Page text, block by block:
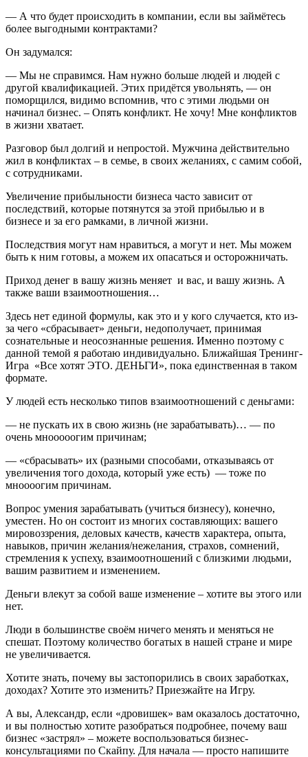
— А что будет происходить в компании, если вы займётесь
более выгодными контрактами?
Он задумался:
— Мы не справимся. Нам нужно больше людей и людей с
другой квалификацией. Этих придётся увольнять, — он
поморщился, видимо вспомнив, что с этими людьми он
начинал бизнес. – Опять конфликт. Не хочу! Мне конфликтов
в жизни хватает.
Разговор был долгий и непростой. Мужчина действительно
жил в конфликтах – в семье, в своих желаниях, с самим собой,
с сотрудниками.
Увеличение прибыльности бизнеса часто зависит от
последствий, которые потянутся за этой прибылью и в
бизнесе и за его рамками, в личной жизни.
Последствия могут нам нравиться, а могут и нет. Мы можем
быть к ним готовы, а можем их опасаться и осторожничать.
Приход денег в вашу жизнь меняет и вас, и вашу жизнь. А
также ваши взаимоотношения…
Здесь нет единой формулы, как это и у кого случается, кто из-
за чего «сбрасывает» деньги, недополучает, принимая
сознательные и неосознанные решения. Именно поэтому с
данной темой я работаю индивидуально. Ближайшая Тренинг-
Игра «Все хотят ЭТО. ДЕНЬГИ», пока единственная в таком
формате.
У людей есть несколько типов взаимоотношений с деньгами:
— не пускать их в свою жизнь (не зарабатывать)… — по
очень мнооооогим причинам;
— «сбрасывать» их (разными способами, отказываясь от
увеличения того дохода, который уже есть) — тоже по
мноооогим причинам.
Вопрос умения зарабатывать (учиться бизнесу), конечно,
уместен. Но он состоит из многих составляющих: вашего
мировоззрения, деловых качеств, качеств характера, опыта,
навыков, причин желания/нежелания, страхов, сомнений,
стремления к успеху, взаимоотношений с близкими людьми,
вашим развитием и изменением.
Деньги влекут за собой ваше изменение – хотите вы этого или
нет.
Люди в большинстве своём ничего менять и меняться не
спешат. Поэтому количество богатых в нашей стране и мире
не увеличивается.
Хотите знать, почему вы застопорились в своих заработках,
доходах? Хотите это изменить? Приезжайте на Игру.
А вы, Александр, если «дровишек» вам оказалось достаточно,
и вы полностью хотите разобраться подробнее, почему ваш
бизнес «застрял» – можете воспользоваться бизнес-
консультациями по Скайпу. Для начала — просто напишите